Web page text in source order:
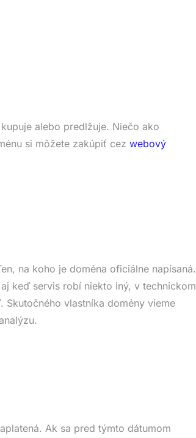
alebo predlžuje. Niečo ako
si môžete zakúpiť cez webový
na koho je doména oficiálne napísaná.
keď servis robí niekto iný, v technickom
Skutočného vlastníka domény vieme
Ak sa pred týmto dátumom